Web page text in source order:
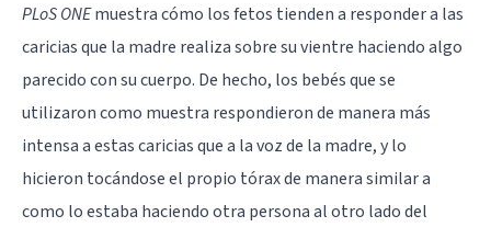
PLoS ONEmuestra cómo los fetos tienden a responder a las
caricias que la madre realiza sobre su vientre haciendo algo
parecido con su cuerpo. De hecho, los bebés que se
utilizaron como muestra respondieron de manera más
intensa a estas caricias que a la voz de la madre, y lo
hicieron tocándose el propio tórax de manera similar a
como lo estaba haciendo otra persona al otro lado del